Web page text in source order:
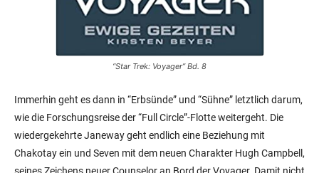
“Star Trek: Voyager” Bd. 8
Immerhin geht es dann in “Erbsünde” und “Sühne” letztlich darum,
wie die Forschungsreise der “Full Circle”-Flotte weitergeht. Die
wiedergekehrte Janeway geht endlich eine Beziehung mit
Chakotay ein und Seven mit dem neuen Charakter Hugh Campbell,